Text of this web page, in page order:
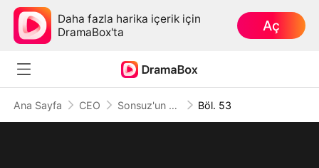
Daha fazla harika içerik için
DramaBox'ta
Aç
Ana Sayfa CEO Sonsuz'un Dönüşü: Gölgedeki Tanrı Böl. 53